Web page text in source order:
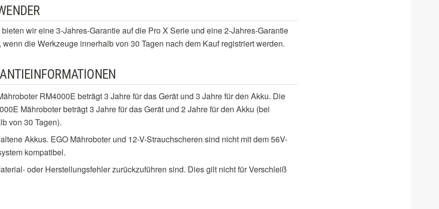
wir eine 3-Jahres-Garantie auf die Pro X Serie und eine 2-Jahres-Garantie
die Werkzeuge innerhalb von 30 Tagen nach dem Kauf registriert werden.
RM4000E beträgt 3 Jahre für das Gerät und 3 Jahre für den Akku. Die
Mähroboter beträgt 3 Jahre für das Gerät und 2 Jahre für den Akku (bei
von 30 Tagen).
Akkus. EGO Mähroboter und 12-V-Strauchscheren sind nicht mit dem 56V-
kompatibel.
oder Herstellungsfehler zurückzuführen sind. Dies gilt nicht für Verschleiß